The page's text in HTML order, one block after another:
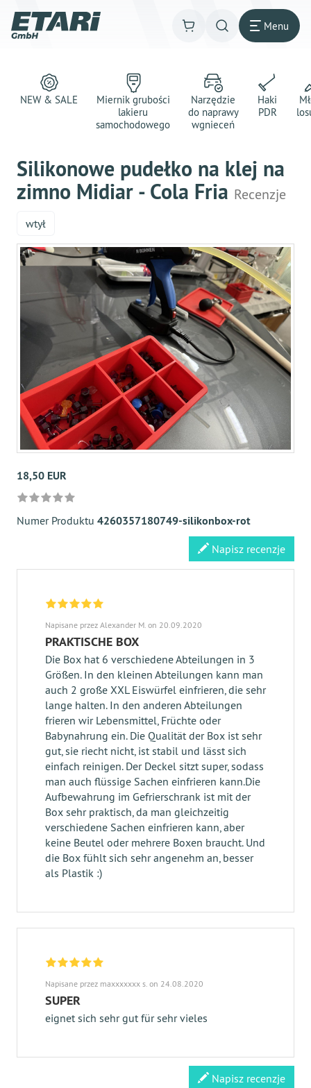
Menu
NEW & SALE
Miernik grubości
lakieru
samochodowego
Narzędzie
do naprawy
wgnieceń
Haki
PDR
Silikonowe pudełko na klej na
zimno Midiar - Cola Fria Recenzje
wtył
18,50 EUR
Numer Produktu 4260357180749-silikonbox-rot
Napisz recenzje
Napisane przez Alexander M. on 20.09.2020
PRAKTISCHE BOX
Die Box hat 6 verschiedene Abteilungen in 3
Größen. In den kleinen Abteilungen kann man
auch 2 große XXL Eiswürfel einfrieren, die sehr
lange halten. In den anderen Abteilungen
frieren wir Lebensmittel, Früchte oder
Babynahrung ein. Die Qualität der Box ist sehr
gut, sie riecht nicht, ist stabil und lässt sich
einfach reinigen. Der Deckel sitzt super, sodass
man auch flüssige Sachen einfrieren kann.Die
Aufbewahrung im Gefrierschrank ist mit der
Box sehr praktisch, da man gleichzeitig
verschiedene Sachen einfrieren kann, aber
keine Beutel oder mehrere Boxen braucht. Und
die Box fühlt sich sehr angenehm an, besser
als Plastik :)
Napisane przez maxxxxxxx s. on 24.08.2020
SUPER
eignet sich sehr gut für sehr vieles
Napisz recenzje